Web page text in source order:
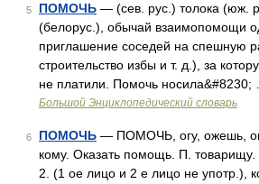
5 ПОМОЧЬ — (сев. рус.) толока (юж.
(белорус.), обычай взаимопомощи
приглашение соседей на спешную
строительство избы и т. д.), за
не платили. Помочь носила&#8230;
Большой Энциклопедический словарь
6 ПОМОЧЬ — ПОМОЧЬ, огу, ожешь,
кому. Оказать помощь. П. товарищу.
2. (1 ое лицо и 2 е лицо не употр.),